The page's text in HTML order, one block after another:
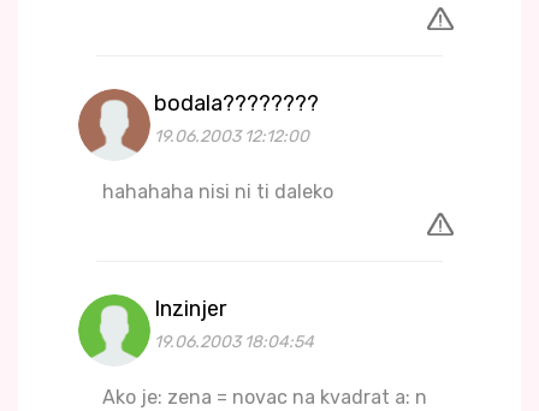
bodala????????
19.06.2003 12:12:00
hahahaha nisi ni ti daleko
Inzinjer
19.06.2003 18:04:54
Ako je: zena = novac na kvadrat a: n